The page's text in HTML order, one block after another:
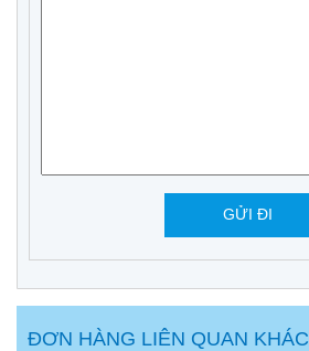
ĐƠN HÀNG LIÊN QUAN KHÁC